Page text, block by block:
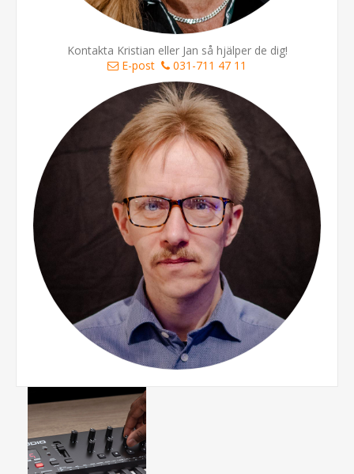
Kontakta Kristian eller Jan så hjälper de dig!
E-post
031-711 47 11